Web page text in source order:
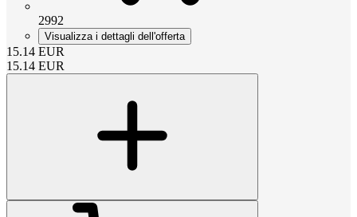
2992
Visualizza i dettagli dell'offerta
15.14 EUR
15.14 EUR